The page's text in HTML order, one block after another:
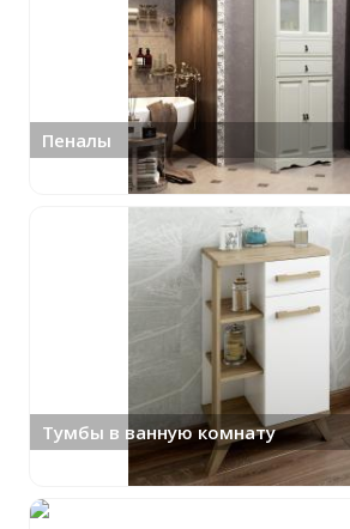
Пеналы
Тумбы в ванную комнату